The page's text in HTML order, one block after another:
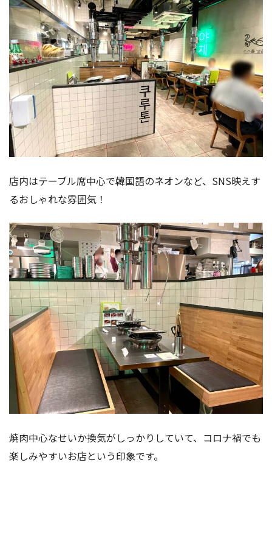
店内はテーブル席中心で韓国語のネオンなど、SNS映えす
るおしゃれな雰囲気！
焼肉中心なせいか換気がしっかりしていて、コロナ禍でも
楽しみやすいお店という印象です。